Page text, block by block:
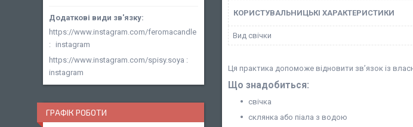
КОРИСТУВАЛЬНИЦЬКІ ХАРАКТЕРИСТИКИ
Вид свічки
Ця практика допоможе відновити зв’язок із
Що знадобиться:
свічка
склянка або піала з водою
https://www.instagram.com/feromacandle
instagram
https://www.instagram.com/spisy.soya
instagram
ГРАФІК РОБОТИ